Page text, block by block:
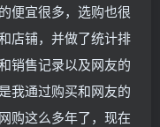
便宜很多，选购也很
店铺，并做了统计排
销售记录以及网友的
我通过购买和网友的
购这么多年了，现在